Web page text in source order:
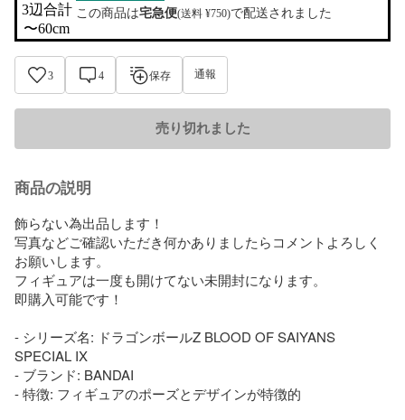
3辺合計
〜60cm
この商品は宅急便(送料 ¥750)で配送されました
3 4 保存 通報
売り切れました
商品の説明
飾らない為出品します！
写真などご確認いただき何かありましたらコメントよろしく
お願いします。
フィギュアは一度も開けてない未開封になります。
即購入可能です！
- シリーズ名: ドラゴンボールZ BLOOD OF SAIYANS
SPECIAL IX
- ブランド: BANDAI
- 特徴: フィギュアのポーズとデザインが特徴的